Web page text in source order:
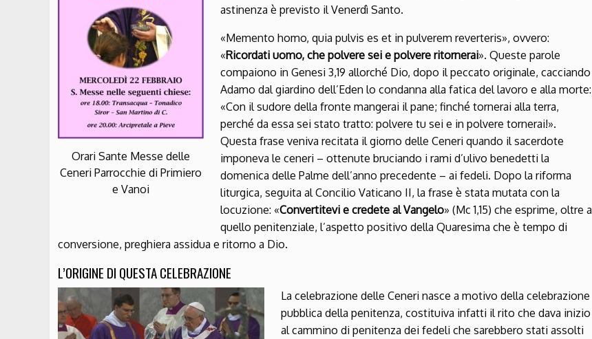
Orari Sante Messe delle
Ceneri Parrocchie di Primiero
e Vanoi
astinenza è previsto il Venerdì Santo.
«Memento homo, quia pulvis es et in pulverem reverteris», ovvero:
«Ricordati uomo, che polvere sei e polvere ritornerai». Queste parole
compaiono in Genesi 3,19 allorché Dio, dopo il peccato originale, cacciando
Adamo dal giardino dell’Eden lo condanna alla fatica del lavoro e alla morte:
«Con il sudore della fronte mangerai il pane; finché tornerai alla terra,
perché da essa sei stato tratto: polvere tu sei e in polvere tornerai!».
Questa frase veniva recitata il giorno delle Ceneri quando il sacerdote
imponeva le ceneri – ottenute bruciando i rami d’ulivo benedetti la
domenica delle Palme dell’anno precedente – ai fedeli. Dopo la riforma
liturgica, seguita al Concilio Vaticano II, la frase è stata mutata con la
locuzione: «Convertitevi e credete al Vangelo» (Mc 1,15) che esprime, oltre a
quello penitenziale, l’aspetto positivo della Quaresima che è tempo di
conversione, preghiera assidua e ritorno a Dio.
L’ORIGINE DI QUESTA CELEBRAZIONE
La celebrazione delle Ceneri nasce a motivo della celebrazione
pubblica della penitenza, costituiva infatti il rito che dava inizio
al cammino di penitenza dei fedeli che sarebbero stati assolti